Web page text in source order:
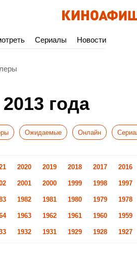
Сериалы Новости
года
Ожидаемые Онлайн
2020 2019 2018 2017 2016
2001 2000 1999 1998 1997
1982 1981 1980 1979 1978
1963 1962 1961 1960 1959
1932 1931 1929 1928 1927